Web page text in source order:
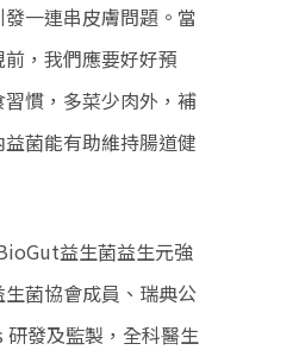
一連串皮膚問題。當
，我們應要好好預
慣，多菜少肉外，補
菌能有助維持腸道健
益生菌益生元強
菌協會成員、瑞典公
研發及監製，全科醫生